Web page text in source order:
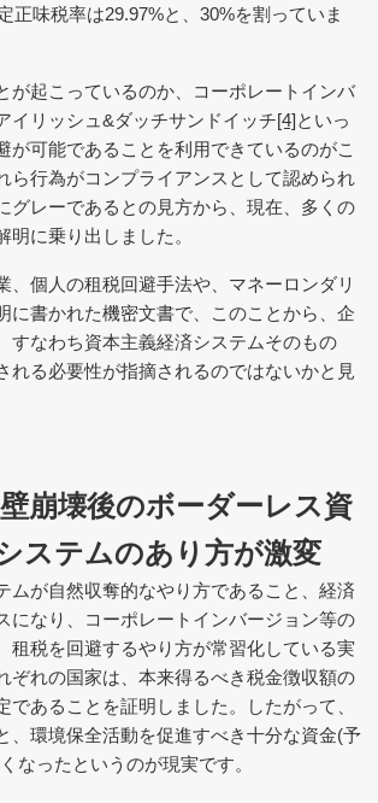
正味税率は29.97%と、30%を割っていま
が起こっているのか、コーポレートインバ
イリッシュ&ダッチサンドイッチ[4]といっ
が可能であることを利用できているのがこ
ら行為がコンプライアンスとして認められ
グレーであるとの見方から、現在、多くの
明に乗り出しました。
、個人の租税回避手法や、マネーロンダリ
に書かれた機密文書で、このことから、企
すなわち資本主義経済システムそのもの
れる必要性が指摘されるのではないかと見
崩壊後のボーダーレス資
ステムのあり方が激変
ムが自然収奪的なやり方であること、経済
になり、コーポレートインバージョン等の
租税を回避するやり方が常習化している実
ぞれの国家は、本来得るべき税金徴収額の
であることを証明しました。したがって、
、環境保全活動を促進すべき十分な資金(予
なったというのが現実です。